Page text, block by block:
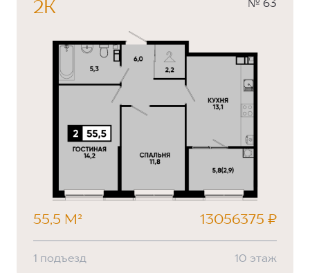
2К № 63
55,5 М² 13056375 ₽
1 подъезд 10 этаж